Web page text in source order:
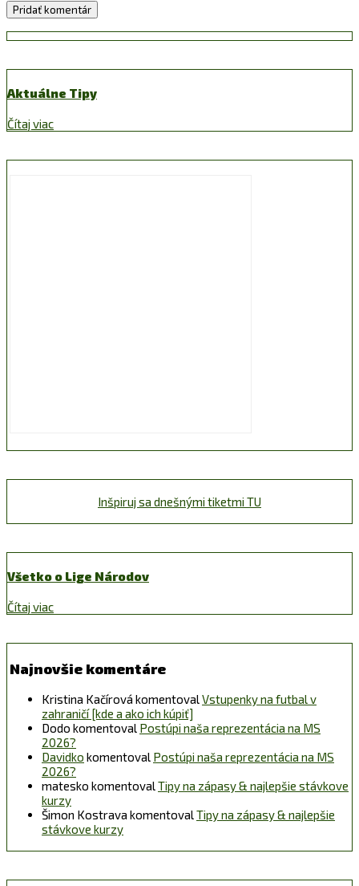
Aktuálne Tipy
Čítaj viac
Inšpiruj sa dnešnými tiketmi TU
Všetko o Lige Národov
Čítaj viac
Najnovšie komentáre
Kristina Kačírová komentovalVstupenky na futbal v
zahraničí [kde a ako ich kúpiť]
Dodo komentoval Postúpi naša reprezentácia na MS
2026?
Davidko komentoval Postúpi naša reprezentácia na MS
2026?
matesko komentovalTipy na zápasy & najlepšie stávkove
kurzy
Šimon Kostrava komentovalTipy na zápasy & najlepšie
stávkove kurzy